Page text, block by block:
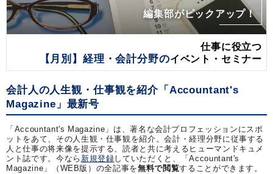
編集部がピックアップ！
仕事に役立つ
【月別】経理・会計分野のイベント・セミナー
会計人の人生観・仕事観を紹介「Accountant's
Magazine」最新号
「Accountant's Magazine」は、著名な会計プロフェッションにスポ
ットをあて、その人生観・仕事観を紹介。会計・経理分野に従事する
人と仕事の将来像を提示する、読者と共に考えるヒューマンドキュメ
ント誌です。今なら 新規登録していただくと、「Accountant's
Magazine」（WEB版）の全記事を無料で閲覧することができます。